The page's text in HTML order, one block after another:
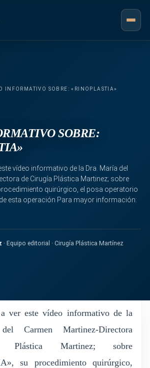
INFORMATIVO SOBRE: «RINOPLASTIA»
SOBRE:
vídeo informativo de la Dra. María del
de Cirugía Plástica Martinez; sobre
quirúrgico, el posa operatorio
esta operación Para mayor información:
· Equipo editorial · Cirugía Plástica Martínez
ver este vídeo informativo de la
Carmen Martinez-Directora
Martinez; sobre
su procedimiento quirúrgico,